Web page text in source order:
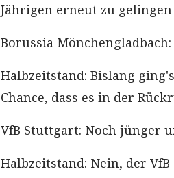
Jährigen erneut zu
Borussia
Halbzeitstand: Bislang
Chance, dass es in der
VfB Stuttgart: Noch jünger
Halbzeitstand: Nein, der